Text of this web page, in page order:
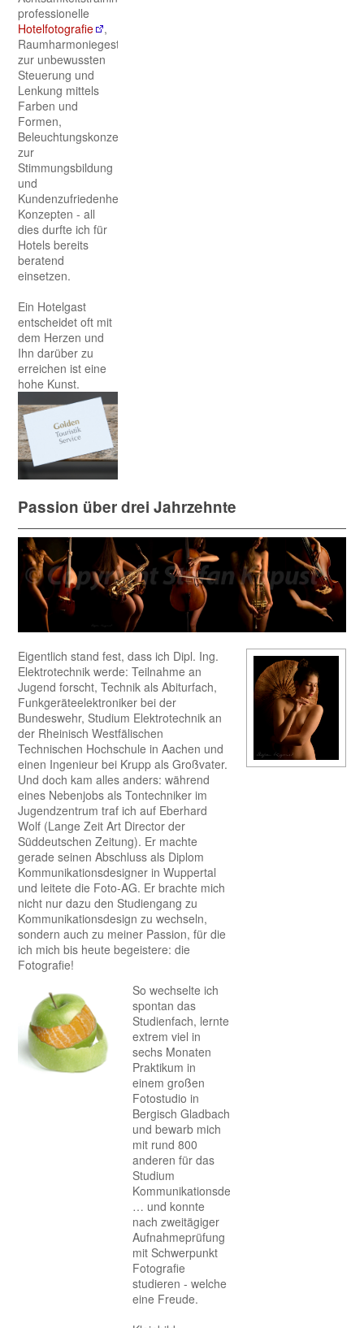
professionelle
Hotelfotografie
,
Raumharmoniegestaltung
zur unbewussten
Steuerung und
Lenkung mittels
Farben und
Formen,
Beleuchtungskonzepten
zur
Stimmungsbildung
und
Kundenzufriedenheits-
Konzepten - all
dies durfte ich für
Hotels bereits
beratend
einsetzen.
Ein Hotelgast
entscheidet oft mit
dem Herzen und
Ihn darüber zu
erreichen ist eine
hohe Kunst.
Passion über drei Jahrzehnte
Eigentlich stand fest, dass ich Dipl. Ing.
Elektrotechnik werde: Teilnahme an
Jugend forscht, Technik als Abiturfach,
Funkgeräteelektroniker bei der
Bundeswehr, Studium Elektrotechnik an
der Rheinisch Westfälischen
Technischen Hochschule in Aachen und
einen Ingenieur bei Krupp als Großvater.
Und doch kam alles anders: während
eines Nebenjobs als Tontechniker im
Jugendzentrum traf ich auf Eberhard
Wolf (Lange Zeit Art Director der
Süddeutschen Zeitung). Er machte
gerade seinen Abschluss als Diplom
Kommunikationsdesigner in Wuppertal
und leitete die Foto-AG. Er brachte mich
nicht nur dazu den Studiengang zu
Kommunikationsdesign zu wechseln,
sondern auch zu meiner Passion, für die
ich mich bis heute begeistere: die
Fotografie!
So wechselte ich
spontan das
Studienfach, lernte
extrem viel in
sechs Monaten
Praktikum in
einem großen
Fotostudio in
Bergisch Gladbach
und bewarb mich
mit rund 800
anderen für das
Studium
Kommunikationsdesign
… und konnte
nach zweitägiger
Aufnahmeprüfung
mit Schwerpunkt
Fotografie
studieren - welche
eine Freude.